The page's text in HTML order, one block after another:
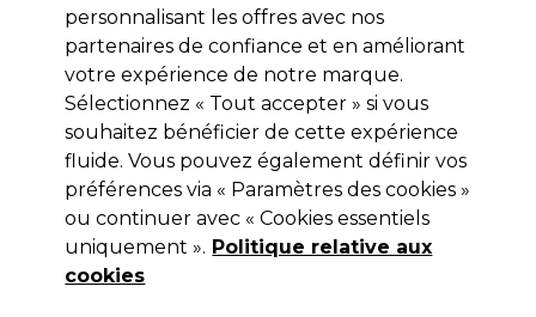
Livraison et délais
lire la suite
Olaplex
Olaplex Pro Scalp Rebalancing
Concentrate 10x4ml
(0)
42,00 €Hors TVA
personnalisant les offres avec nos
partenaires de confiance et en améliorant
votre expérience de notre marque.
Sélectionnez « Tout accepter » si vous
souhaitez bénéficier de cette expérience
fluide. Vous pouvez également définir vos
préférences via « Paramètres des cookies »
ou continuer avec « Cookies essentiels
uniquement ». Politique relative aux
cookies